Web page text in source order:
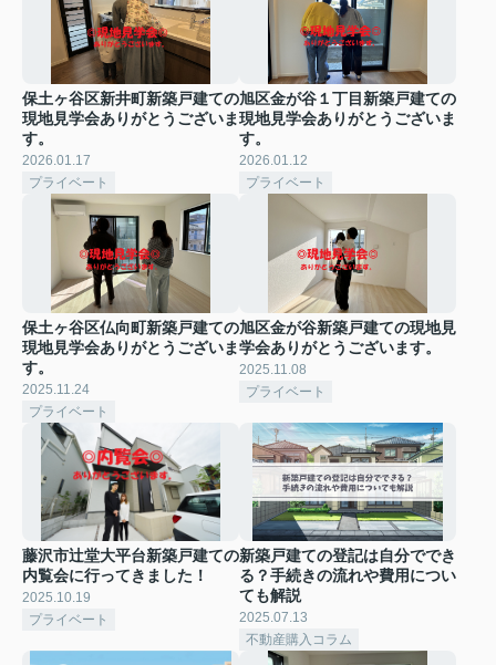
保土ヶ谷区新井町新築戸建ての
現地見学会ありがとうございま
す。
2026.01.17
プライベート
旭区金が谷１丁目新築戸建ての
現地見学会ありがとうございま
す。
2026.01.12
プライベート
保土ヶ谷区仏向町新築戸建ての
現地見学会ありがとうございま
す。
2025.11.24
プライベート
旭区金が谷新築戸建ての現地見
学会ありがとうございます。
2025.11.08
プライベート
藤沢市辻堂大平台新築戸建ての
内覧会に行ってきました！
2025.10.19
プライベート
新築戸建ての登記は自分ででき
る？手続きの流れや費用につい
ても解説
2025.07.13
不動産購入コラム